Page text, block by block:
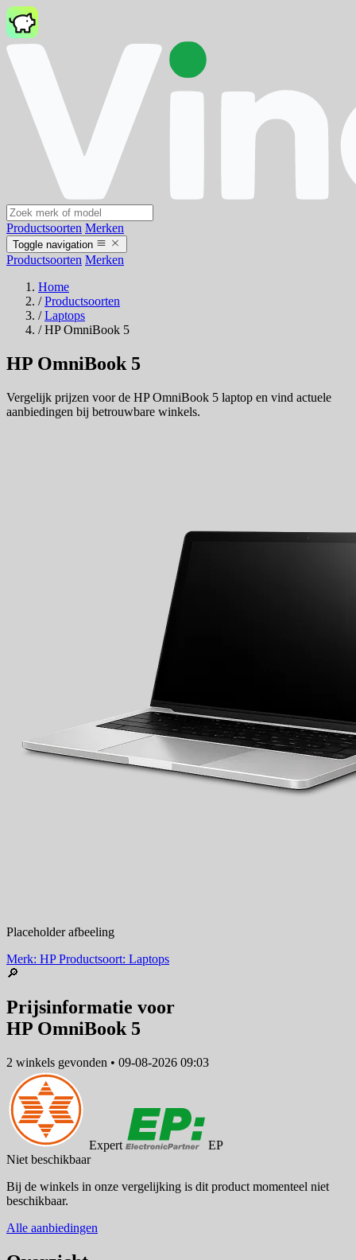
Productsoorten Merken
Toggle navigation
Productsoorten Merken
Home
/ Productsoorten
/ Laptops
/ HP OmniBook 5
HP OmniBook 5
Vergelijk prijzen voor de HP OmniBook 5 laptop en vind actuele
aanbiedingen bij betrouwbare winkels.
Placeholder afbeeling
Merk: HPProductsoort: Laptops
🔎
Prijsinformatie voor
HP OmniBook 5
2 winkels gevonden • 09-08-2026 09:03
Expert
EP
Niet beschikbaar
Bij de winkels in onze vergelijking is dit product momenteel niet
beschikbaar.
Alle aanbiedingen